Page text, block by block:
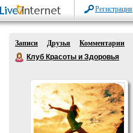
Регистрация
Записи Друзья
Комментарии
Клуб Красоты и Здоровья